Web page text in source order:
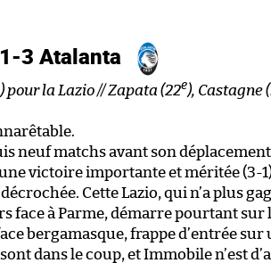
3 Atalanta
) pour la Lazio // Zapata (22e), Castagne
neuf matchs avant son
victoire importante et méritée (3-1)
Cette Lazio, qui n’a plus
face à Parme, démarre pourtant sur
bergamasque, frappe d’entrée sur
sont dans le coup, et Immobile n’est